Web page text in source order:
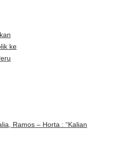
ke
Ramos – Horta : “Kalian